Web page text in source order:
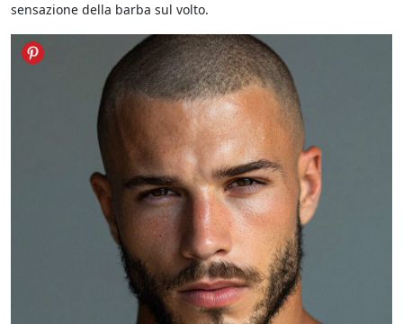
sensazione della barba sul volto.